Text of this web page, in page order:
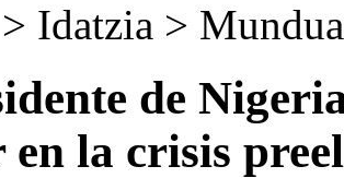
Idatzia > Mundua
de
en la crisis